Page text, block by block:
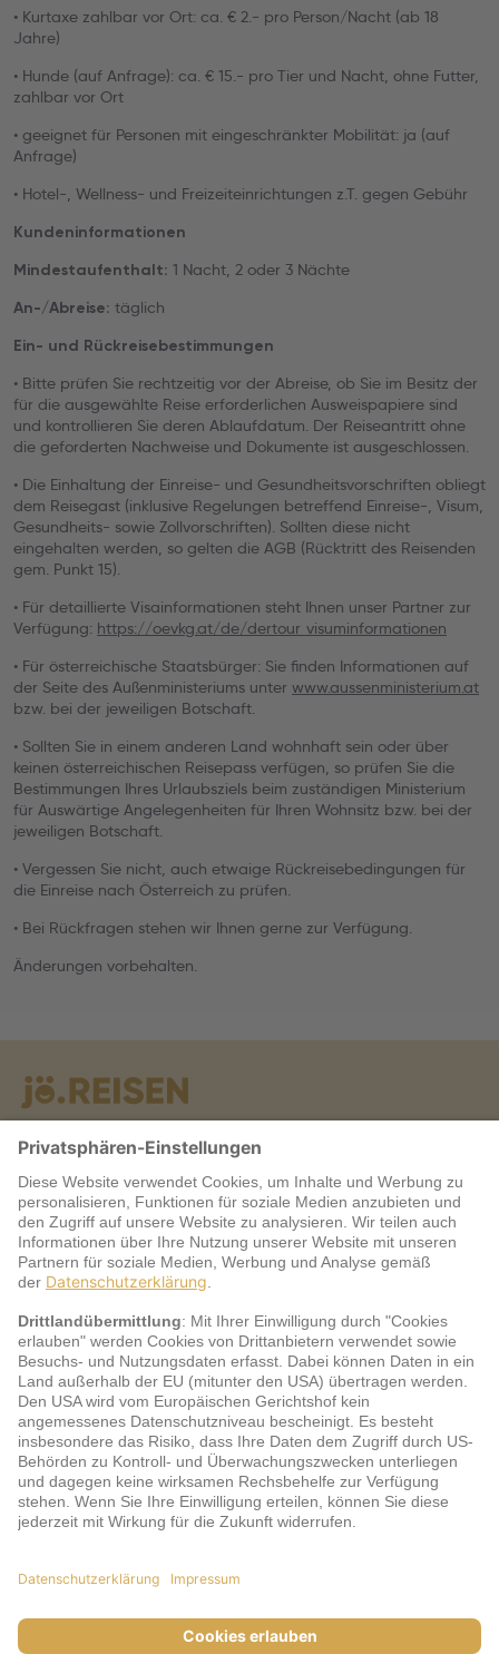
• Kurtaxe zahlbar vor Ort: ca. € 2.- pro Person/Nacht (ab 18
Jahre)
• Hunde (auf Anfrage): ca. € 15.- pro Tier und Nacht, ohne Futter,
zahlbar vor Ort
• geeignet für Personen mit eingeschränkter Mobilität: ja (auf
Anfrage)
• Hotel-, Wellness- und Freizeiteinrichtungen z.T. gegen Gebühr
Kundeninformationen
Mindestaufenthalt: 1 Nacht, 2 oder 3 Nächte
An-/Abreise: täglich
Ein- und Rückreisebestimmungen
• Bitte prüfen Sie rechtzeitig vor der Abreise, ob Sie im Besitz der
für die ausgewählte Reise erforderlichen Ausweispapiere sind
und kontrollieren Sie deren Ablaufdatum. Der Reiseantritt ohne
die geforderten Nachweise und Dokumente ist ausgeschlossen.
• Die Einhaltung der Einreise- und Gesundheitsvorschriften obliegt
dem Reisegast (inklusive Regelungen betreffend Einreise-, Visum,
Gesundheits- sowie Zollvorschriften). Sollten diese nicht
eingehalten werden, so gelten die AGB (Rücktritt des Reisenden
gem. Punkt 15).
• Für detaillierte Visainformationen steht Ihnen unser Partner zur
Verfügung: https://oevkg.at/de/dertour_visuminformationen
• Für österreichische Staatsbürger: Sie finden Informationen auf
der Seite des Außenministeriums unter www.aussenministerium.at
bzw. bei der jeweiligen Botschaft.
• Sollten Sie in einem anderen Land wohnhaft sein oder über
keinen österreichischen Reisepass verfügen, so prüfen Sie die
Bestimmungen Ihres Urlaubsziels beim zuständigen Ministerium
für Auswärtige Angelegenheiten für Ihren Wohnsitz bzw. bei der
jeweiligen Botschaft.
• Vergessen Sie nicht, auch etwaige Rückreisebedingungen für
die Einreise nach Österreich zu prüfen.
• Bei Rückfragen stehen wir Ihnen gerne zur Verfügung.
Änderungen vorbehalten.
Warum jö?
Service
jö Bonus Club Partner
Zahlungsarten & Sicherheit
AGB